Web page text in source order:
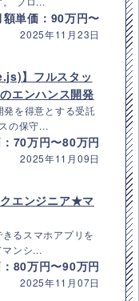
額単価：90万円〜
2025年11月23日
】フルスタッ
エンハンス開発
を得意とする受託
の保守...
70万円〜80万円
2025年11月09日
エンジニア★マ
るスマホアプリを
ンシ...
80万円〜90万円
2025年11月07日